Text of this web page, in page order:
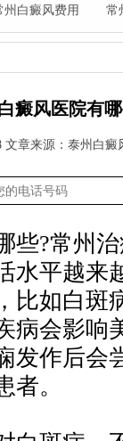
州白癜风费用 常
癜风医院有
文章来源： 泰州白癜
?常州治
水平越来
比如白斑
病会影响
发作后会
者。